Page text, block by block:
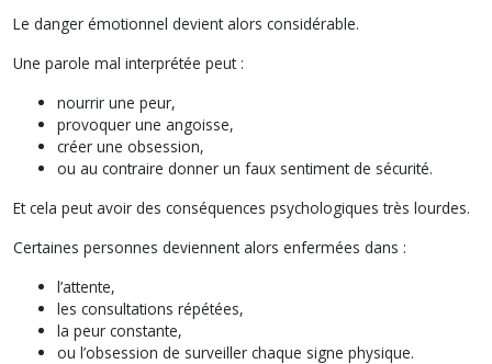
Le danger émotionnel devient alors considérable.
Une parole mal interprétée peut :
nourrir une peur,
provoquer une angoisse,
créer une obsession,
ou au contraire donner un faux sentiment de sécurité.
Et cela peut avoir des conséquences psychologiques très lourdes.
Certaines personnes deviennent alors enfermées dans :
l’attente,
les consultations répétées,
la peur constante,
ou l’obsession de surveiller chaque signe physique.